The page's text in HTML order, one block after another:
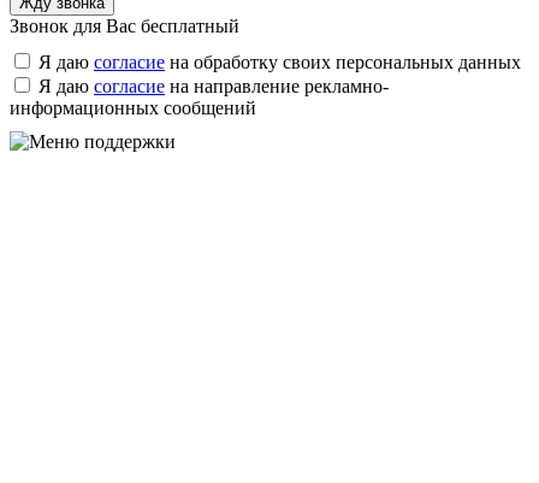
Звонок для Вас бесплатный
Я даю согласие на обработку своих персональных данных
Я даю согласие на направление рекламно-
информационных сообщений